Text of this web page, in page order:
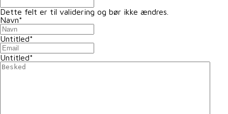
Dette felt er til validering og bør ikke ændres.
Navn*
Untitled*
Untitled*